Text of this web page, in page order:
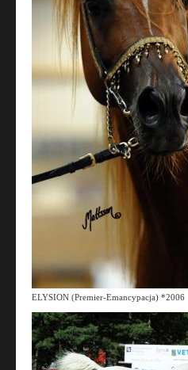
ELYSION (Premier-Emancypacja) *2006